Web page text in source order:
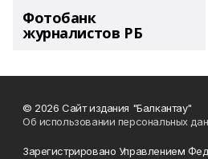
Фотобанк
журналистов РБ
© 2026 Сайт издания "Балкантау"
Об использовании персональных
Зарегистрировано Управлением